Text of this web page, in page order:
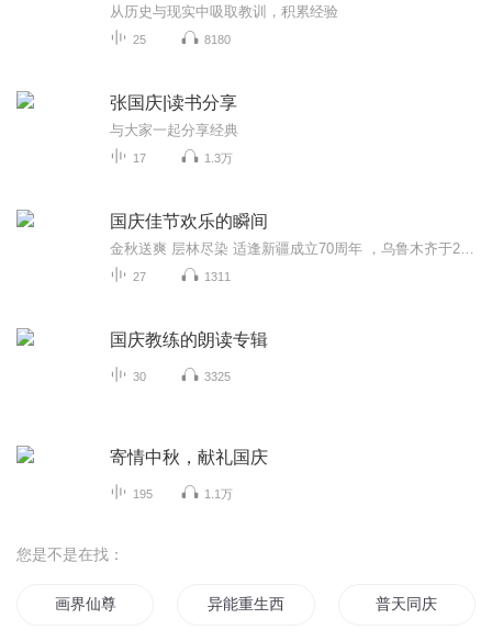
从历史与现实中吸取教训，积累经验
25 8180
张国庆|读书分享
与大家一起分享经典
17 1.3万
国庆佳节欢乐的瞬间
27 1311
国庆教练的朗读专辑
30 3325
寄情中秋，献礼国庆
195 1.1万
您是不是在找：
画界仙尊 异能重生西门庆 普天同庆